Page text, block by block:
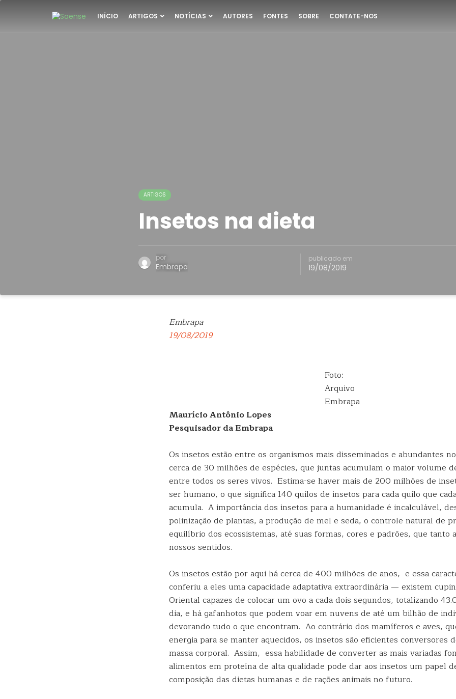
INÍCIO ARTIGOS NOTÍCIAS AUTORES FONTES SOBRE CONTATE-NOS
ARTIGOS
Insetos na dieta
por
Embrapa
publicado em
19/08/2019
Embrapa
19/08/2019
Foto:
Arquivo
Embrapa
Maurício Antônio Lopes
Pesquisador da Embrapa
Os insetos estão entre os organismos mais disseminados e abundantes
cerca de 30 milhões de espécies, que juntas acumulam o maior volume
entre todos os seres vivos. Estima-se haver mais de 200 milhões de
ser humano, o que significa 140 quilos de insetos para cada quilo que
acumula. A importância dos insetos para a humanidade é incalculável,
polinização de plantas, a produção de mel e seda, o controle natural de
equilíbrio dos ecossistemas, até suas formas, cores e padrões, que tanto
nossos sentidos.
Os insetos estão por aqui há cerca de 400 milhões de anos, e essa
conferiu a eles uma capacidade adaptativa extraordinária — existem
Oriental capazes de colocar um ovo a cada dois segundos, totalizando
dia, e há gafanhotos que podem voar em nuvens de até um bilhão de
devorando tudo o que encontram. Ao contrário dos mamíferos e aves,
energia para se manter aquecidos, os insetos são eficientes conversores
massa corporal. Assim, essa habilidade de converter as mais variadas
alimentos em proteína de alta qualidade pode dar aos insetos um papel
composição das dietas humanas e de rações animais no futuro.